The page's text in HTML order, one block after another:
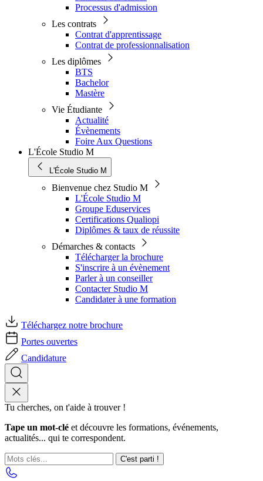
Processus d'admission
Les contrats
Contrat d'apprentissage
Contrat de professionnalisation
Les diplômes
BTS
Bachelor
Mastère
Vie Étudiante
Actualité
Évènements
Foire Aux Questions
L'École Studio M
L'École Studio M
Bienvenue chez Studio M
L'École Studio M
Groupe Eduservices
Certifications Qualiopi
Diplômes & taux de réussite
Démarches & contacts
Télécharger la brochure
S'inscrire à un évènement
Parler à un conseiller
Contacter Studio M
Candidater à une formation
Téléchargez notre brochure
Portes ouvertes
Candidature
Tu cherches, on t'aide à trouver !
Tape un mot-clé et découvre les formations, événements,
actualités... qui te correspondent.
C'est parti !